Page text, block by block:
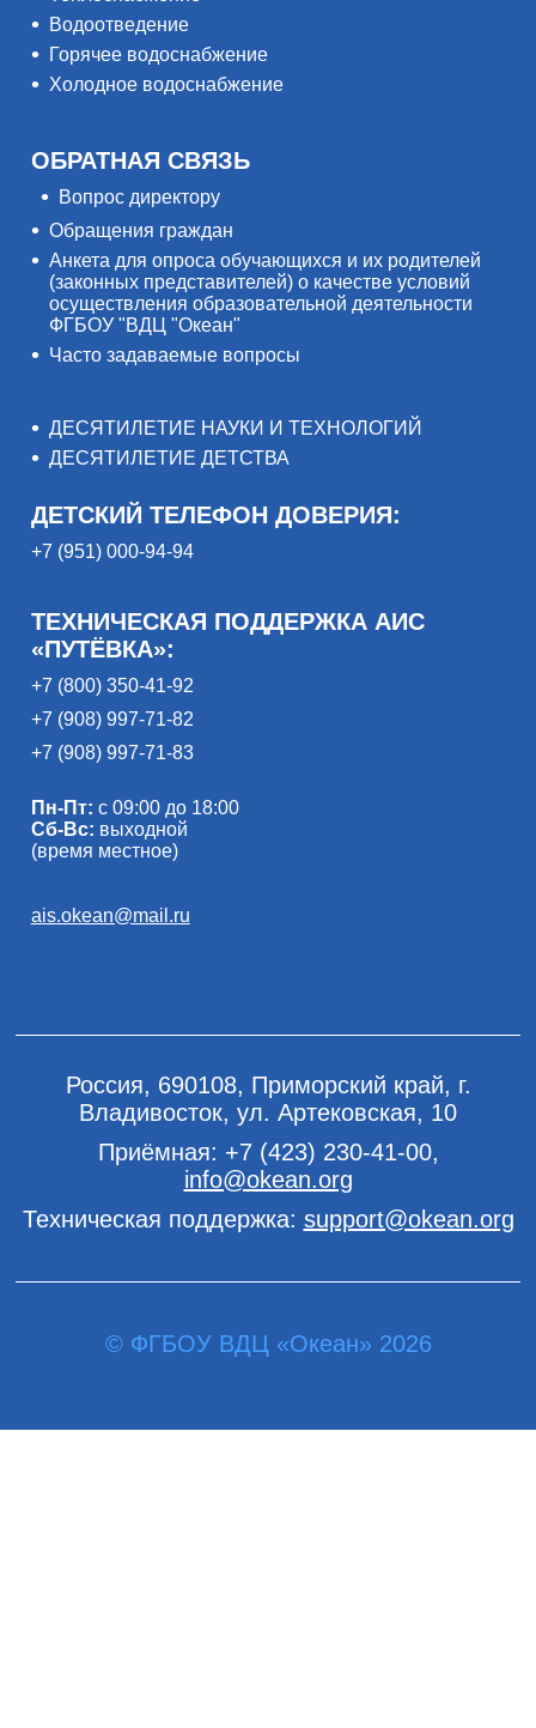
Водоотведение
Горячее водоснабжение
Холодное водоснабжение
ОБРАТНАЯ СВЯЗЬ
Вопрос директору
Обращения граждан
Анкета для опроса обучающихся и их родителей
(законных представителей) о качестве условий
осуществления образовательной деятельности
ФГБОУ "ВДЦ "Океан"
Часто задаваемые вопросы
ДЕСЯТИЛЕТИЕ НАУКИ И ТЕХНОЛОГИЙ
ДЕСЯТИЛЕТИЕ ДЕТСТВА
ДЕТСКИЙ ТЕЛЕФОН ДОВЕРИЯ:
+7 (951) 000-94-94
ТЕХНИЧЕСКАЯ ПОДДЕРЖКА АИС
«ПУТЁВКА»:
+7 (800) 350-41-92
+7 (908) 997-71-82
+7 (908) 997-71-83
Пн-Пт: с 09:00 до 18:00
Сб-Вс: выходной
(время местное)
ais.okean@mail.ru
Россия, 690108, Приморский край, г.
Владивосток, ул. Артековская, 10
Приёмная: +7 (423) 230-41-00,
info@okean.org
Техническая поддержка: support@okean.org
© ФГБОУ ВДЦ «Океан» 2026